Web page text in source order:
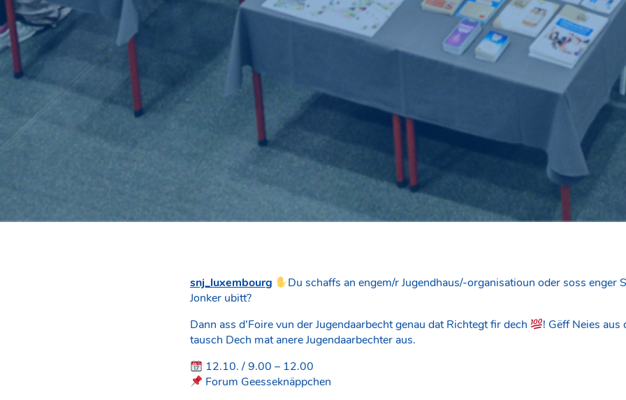
snj_luxembourg
Du schaffs an engem/r Jugendhaus/-organisatioun oder soss enger
Jonker ubitt?
Dann ass d’Foire vun der Jugendaarbecht genau dat Richtegt fir dech
! Gëff Neies aus
tausch Dech mat anere Jugendaarbechter aus.
12.10. / 9.00 – 12.00
Forum Geesseknäppchen